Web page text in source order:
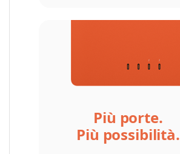
Più porte.
Più possibilità.